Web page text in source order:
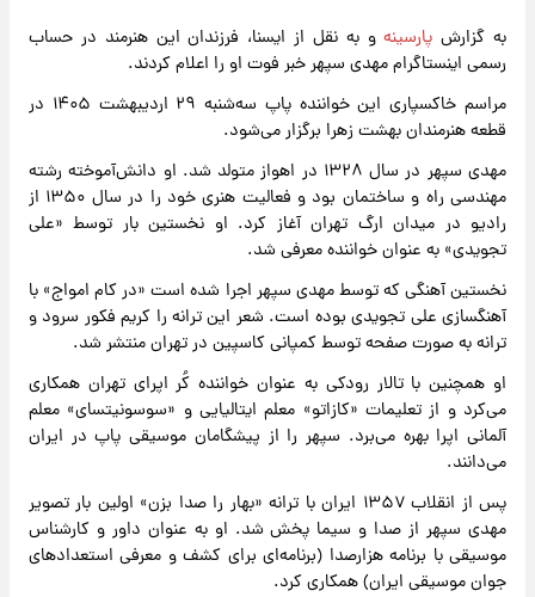
به گزارشپارسینهو به نقل از ایسنا، فرزندان این هنرمند در حساب
رسمی اینستاگرام مهدی سپهر خبر فوت او را اعلام کردند.
مراسم خاکسپاری این خواننده پاپ سه‌شنبه ۲۹ اردیبهشت ۱۴۰۵ در
قطعه هنرمندان بهشت زهرا برگزار می‌شود.
مهدی سپهر در سال ۱۳۲۸ در اهواز متولد شد. او دانش‌آموخته رشته
مهندسی راه و ساختمان بود و فعالیت هنری خود را در سال ۱۳۵۰ از
رادیو در میدان ارگ تهران آغاز کرد. او نخستین بار توسط «علی
تجویدی» به عنوان خواننده معرفی شد.
نخستین آهنگی که توسط مهدی سپهر اجرا شده‌ است «در کام امواج» با
آهنگسازی علی تجویدی بوده‌ است. شعر این ترانه را کریم فکور سرود و
ترانه به صورت صفحه توسط کمپانی کاسپین در تهران منتشر شد.
او همچنین با تالار رودکی به عنوان خواننده کُر اپرای تهران همکاری
می‌کرد و از تعلیمات «کازاتو» معلم ایتالیایی و «سوسونیتسای» معلم
آلمانی اپرا بهره می‌برد. سپهر را از پیشگامان موسیقی پاپ در ایران
می‌دانند.
پس از انقلاب ۱۳۵۷ ایران با ترانه «بهار را صدا بزن» اولین بار تصویر
مهدی سپهر از صدا و سیما پخش شد. او به عنوان داور و کارشناس
موسیقی با برنامه هزارصدا (برنامه‌ای برای کشف و معرفی استعدادهای
جوان موسیقی ایران) همکاری کرد.